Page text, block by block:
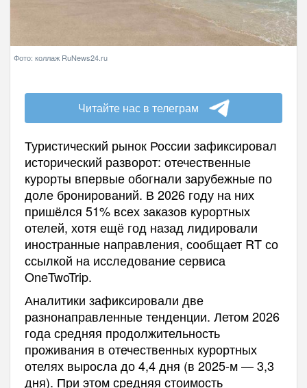
Фото: коллаж RuNews24.ru
Читайте нас в телеграм
Туристический рынок России зафиксировал
исторический разворот: отечественные
курорты впервые обогнали зарубежные по
доле бронирований. В 2026 году на них
пришёлся 51% всех заказов курортных
отелей, хотя ещё год назад лидировали
иностранные направления, сообщает RT со
ссылкой на исследование сервиса
OneTwoTrip.
Аналитики зафиксировали две
разнонаправленные тенденции. Летом 2026
года средняя продолжительность
проживания в отечественных курортных
отелях выросла до 4,4 дня (в 2025-м — 3,3
дня). При этом средняя стоимость